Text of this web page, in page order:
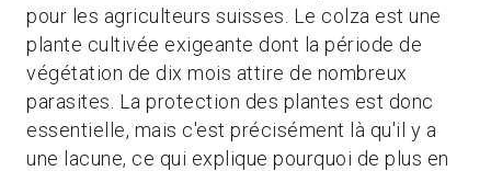
pour les agriculteurs suisses. Le colza est une
plante cultivée exigeante dont la période de
végétation de dix mois attire de nombreux
parasites. La protection des plantes est donc
essentielle, mais c'est précisément là qu'il y a
une lacune, ce qui explique pourquoi de plus en